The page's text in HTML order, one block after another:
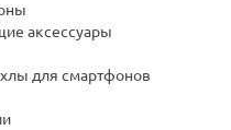
аксессуары
для смартфонов